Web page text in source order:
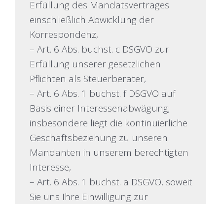
Erfüllung des Mandatsvertrages
einschließlich Abwicklung der
Korrespondenz,
– Art. 6 Abs. buchst. c DSGVO zur
Erfüllung unserer gesetzlichen
Pflichten als Steuerberater,
– Art. 6 Abs. 1 buchst. f DSGVO auf
Basis einer Interessenabwägung;
insbesondere liegt die kontinuierliche
Geschäftsbeziehung zu unseren
Mandanten in unserem berechtigten
Interesse,
– Art. 6 Abs. 1 buchst. a DSGVO, soweit
Sie uns Ihre Einwilligung zur